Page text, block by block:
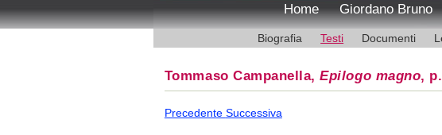
Home Giordano Bruno
Biografia Testi Documenti
Tommaso Campanella,Epilogo magno,
Precedente Successiva